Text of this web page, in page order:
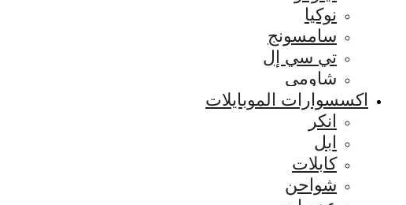
نوكيا
سامسونج
تي سي إل
شاومي
اكسسوارات الموبايلات
انكر
ابل
كابلات
شواحن